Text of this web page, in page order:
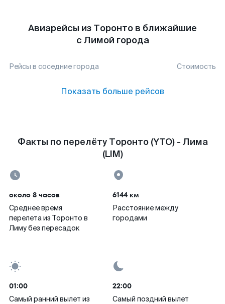
Авиарейсы из Торонто в ближайшие
с Лимой города
Рейсы в соседние города Стоимость
Показать больше рейсов
Факты по перелёту Торонто (YTO) - Лима
(LIM)
около 8 часов
Среднее время
перелета из Торонто в
Лиму без пересадок
6144 км
Расстояние между
городами
01:00
Самый ранний вылет из
22:00
Самый поздний вылет